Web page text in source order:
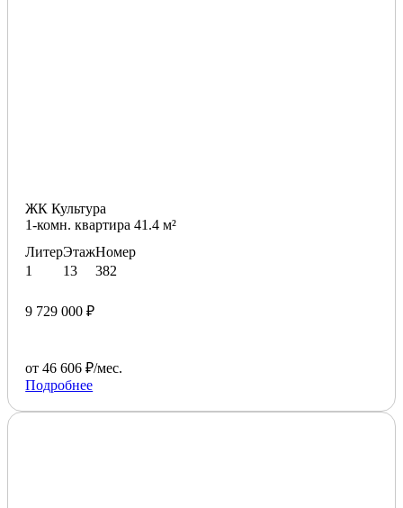
ЖК Культура
1-комн. квартира 41.4 м²
Литер
1
Этаж
13
Номер
382
9 729 000 ₽
от 46 606 ₽/мес.
Подробнее